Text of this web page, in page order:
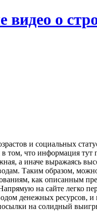
видео о
и социальных
том, что информация
а иначе выражаясь
Таким образом,
как описанным
на сайте легко
денежных ресурсов,
на солидный